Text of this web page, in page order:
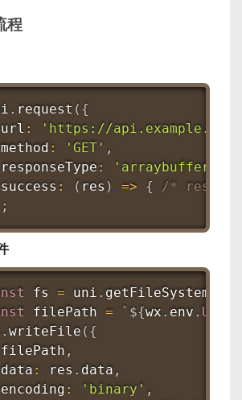
程
. request ( {
:
'https://
: 'GET' ,
: 'arraybuffer'
success : ( res ) => {
/*
;
fs = uni .
filePath = ` ${wx . env .
. writeFile ( {
,
: res . data ,
: 'binary' ,